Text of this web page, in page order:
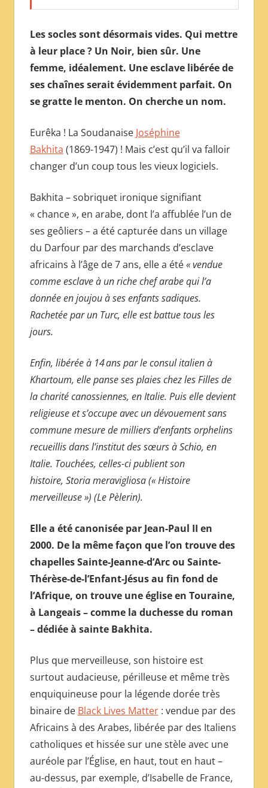
Les socles sont désormais vides. Qui mettre
à leur place ? Un Noir, bien sûr. Une
femme, idéalement. Une esclave libérée de
ses chaînes serait évidemment parfait. On
se gratte le menton. On cherche un nom.
Eurêka ! La Soudanaise Joséphine
Bakhita (1869-1947) ! Mais c’est qu’il va falloir
changer d’un coup tous les vieux logiciels.
Bakhita – sobriquet ironique signifiant
« chance », en arabe, dont l’a affublée l’un de
ses geôliers – a été capturée dans un village
du Darfour par des marchands d’esclave
africains à l’âge de 7 ans, elle a été« vendue
comme esclave à un riche chef arabe qui l’a
donnée en joujou à ses enfants sadiques.
Rachetée par un Turc, elle est battue tous les
jours.
Enfin, libérée à 14 ans par le consul italien à
Khartoum, elle panse ses plaies chez les Filles de
la charité canossiennes, en ­Italie. Puis elle devient
religieuse et s’occupe avec un dévouement sans
commune mesure de milliers d’enfants orphelins
recueillis dans l’institut des sœurs à Schio, en
Italie. Touchées, celles-ci publient son
histoire, Storia ­meravigliosa (« ­Histoire
merveilleuse ») (Le Pèlerin).
Elle a été canonisée par Jean-Paul II en
2000. De la même façon que l’on trouve des
chapelles Sainte-Jeanne-d’Arc ou Sainte-
Thérèse-de-l’Enfant-Jésus au fin fond de
l’Afrique, on trouve une église en Touraine,
à Langeais – comme la duchesse du roman
– dédiée à sainte Bakhita.
Plus que merveilleuse, son histoire est
surtout audacieuse, périlleuse et même très
enquiquineuse pour la légende dorée très
binaire de Black Lives Matter: vendue par des
Africains à des Arabes, libérée par des Italiens
catholiques et hissée sur une stèle avec une
auréole par l’Église, en haut, tout en haut –
au-dessus, par exemple, d’Isabelle de France,